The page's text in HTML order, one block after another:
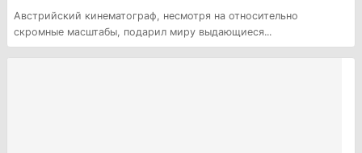
Австрийский кинематограф, несмотря на относительно
скромные масштабы, подарил миру выдающиеся...